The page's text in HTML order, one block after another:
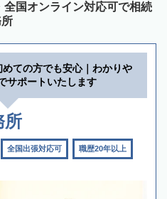
国オンライン対応可で相続
めての方でも安心｜わかりや
サポートいたします
所
全国出張対応可 職歴20年以上